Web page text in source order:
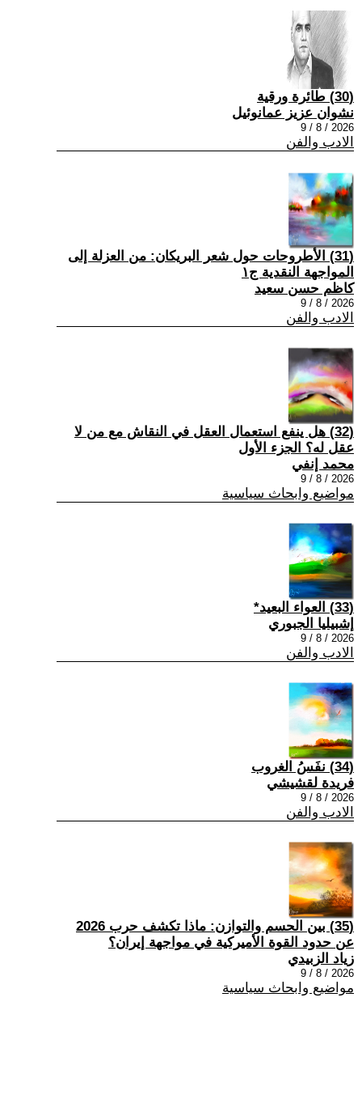
(30) طائرة ورقية
نشوان عزيز عمانوئيل
2026 / 8 / 9
الادب والفن
(31) الأطروحات حول شعر البريكان: من العزلة إلى
المواجهة النقدية ج١
كاظم حسن سعيد
2026 / 8 / 9
الادب والفن
(32) هل ينفع استعمال العقل في النقاش مع من لا
عقل له؟ الجزء الأول
محمد إنفي
2026 / 8 / 9
مواضيع وابحاث سياسية
(33) العواء البعيد*
إشبيليا الجبوري
2026 / 8 / 9
الادب والفن
(34) نفَسُ الغروب
فريدة لقشيشي
2026 / 8 / 9
الادب والفن
(35) بين الحسم والتوازن: ماذا تكشف حرب 2026
عن حدود القوة الأميركية في مواجهة إيران؟
زياد الزبيدي
2026 / 8 / 9
مواضيع وابحاث سياسية